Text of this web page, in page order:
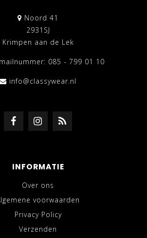
Noord 41
2931SJ
Krimpen aan de Lek
085 - 799 01 10
info@classywear.nl
INFORMATIE
Over ons
voorwaarden
Privacy Policy
Verzenden